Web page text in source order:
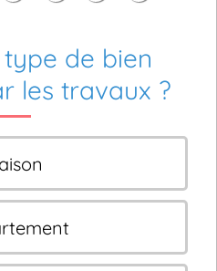
de bien
les travaux ?